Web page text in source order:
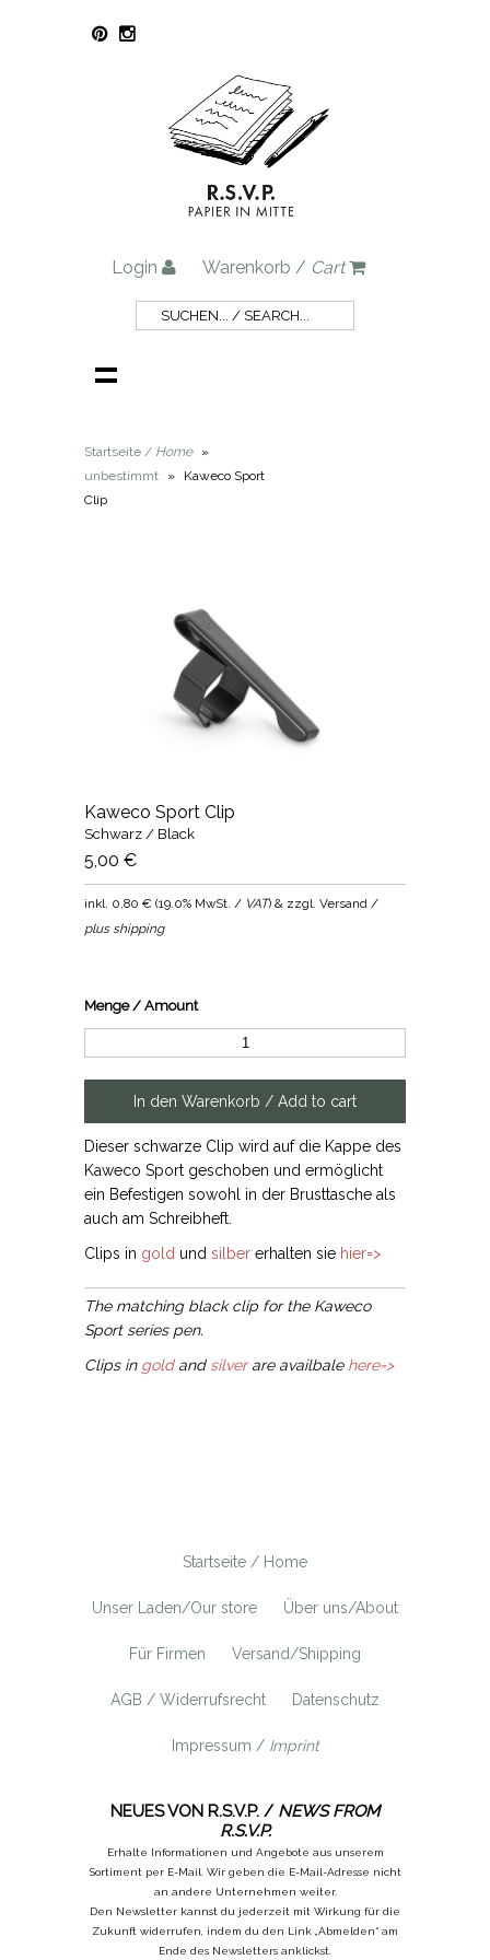
Login Warenkorb / Cart
Startseite / Home
»
unbestimmt
»
Kaweco Sport
Clip
Kaweco Sport Clip
Schwarz / Black
5,00 €
inkl. 0,80 € (19.0% MwSt. / VAT) & zzgl. Versand /
plus shipping
Menge / Amount
Dieser schwarze Clip wird auf die Kappe des
Kaweco Sport geschoben und ermöglicht
ein Befestigen sowohl in der Brusttasche als
auch am Schreibheft.
Clips in gold undsilber erhalten sie hier=>
The matching black clip for the Kaweco
Sport series pen.
Clips in goldand silverare availbale here=>
Startseite / Home
Unser Laden/Our store Über uns/About
Für Firmen Versand/Shipping
AGB / Widerrufsrecht Datenschutz
Impressum / Imprint
NEUES VON R.S.V.P. / NEWS FROM
R.S.V.P.
Erhalte Informationen und Angebote aus unserem
Sortiment per E-Mail. Wir geben die E-Mail-Adresse nicht
an andere Unternehmen weiter.
Den Newsletter kannst du jederzeit mit Wirkung für die
Zukunft widerrufen, indem du den Link „Abmelden“ am
Ende des Newsletters anklickst.